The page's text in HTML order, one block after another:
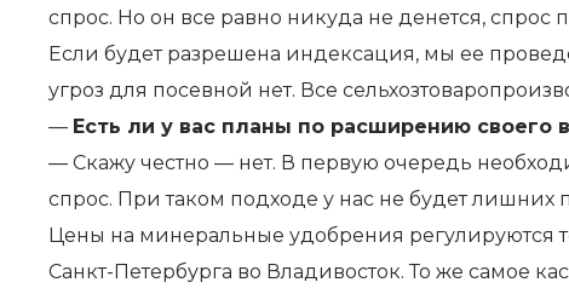
спрос. Но он все равно никуда не денется, спрос
Если будет разрешена индексация, мы ее
угроз для посевной нет. Все
— Есть ли у вас планы по расширению
— Скажу честно — нет. В первую очередь
спрос. При таком подходе у нас не будет
Цены на минеральные удобрения регулируются
Санкт-Петербурга во Владивосток. То же самое